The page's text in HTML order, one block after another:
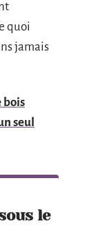
quoi
jamais
bois
seul
le